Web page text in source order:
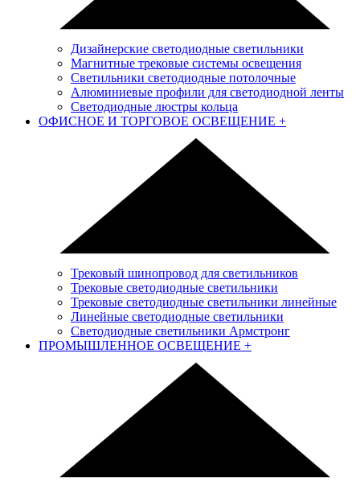
Дизайнерские светодиодные светильники
Магнитные трековые системы освещения
Светильники светодиодные потолочные
Алюминиевые профили для светодиодной ленты
Светодиодные люстры кольца
ОФИСНОЕ И ТОРГОВОЕ ОСВЕЩЕНИЕ +
Трековый шинопровод для светильников
Трековые светодиодные светильники
Трековые светодиодные светильники линейные
Линейные светодиодные светильники
Светодиодные светильники Армстронг
ПРОМЫШЛЕННОЕ ОСВЕЩЕНИЕ +